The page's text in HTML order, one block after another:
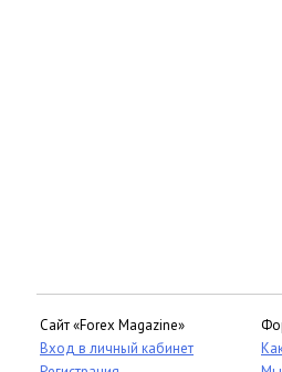
Сайт «Forex Magazine»
Вход в личный кабинет